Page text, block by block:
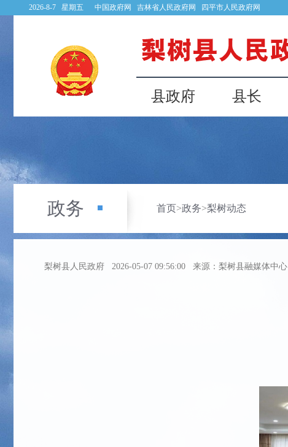
2026-8-7 星期五 中国政府网 吉林省人民政府网 四平市人民政府网
县政府 县长
政务 首页>政务>梨树动态
梨树县人民政府 2026-05-07 09:56:00 来源：梨树县融媒体中心